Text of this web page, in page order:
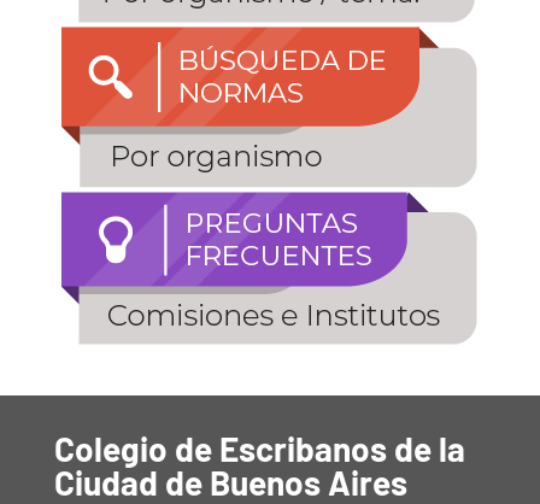
Colegio de Escribanos de la
Ciudad de Buenos Aires